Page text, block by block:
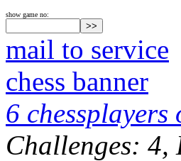
show game no:
mail to service
chess banner
6 chessplayers
Challenges: 4,